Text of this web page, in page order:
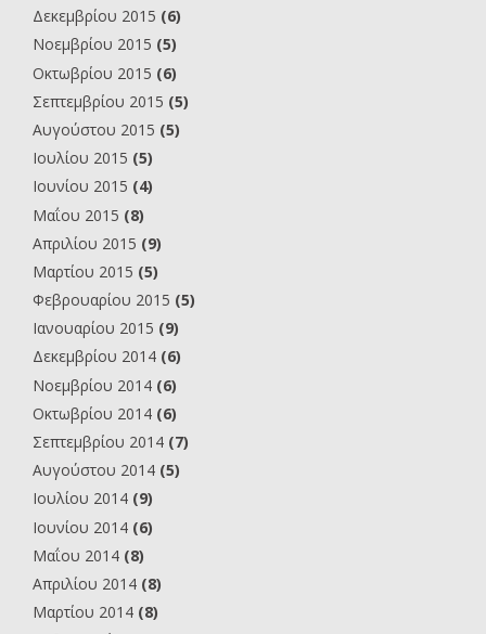
Δεκεμβρίου 2015 (6)
Νοεμβρίου 2015 (5)
Οκτωβρίου 2015 (6)
Σεπτεμβρίου 2015 (5)
Αυγούστου 2015 (5)
Ιουλίου 2015 (5)
Ιουνίου 2015 (4)
Μαΐου 2015 (8)
Απριλίου 2015 (9)
Μαρτίου 2015 (5)
Φεβρουαρίου 2015 (5)
Ιανουαρίου 2015 (9)
Δεκεμβρίου 2014 (6)
Νοεμβρίου 2014 (6)
Οκτωβρίου 2014 (6)
Σεπτεμβρίου 2014 (7)
Αυγούστου 2014 (5)
Ιουλίου 2014 (9)
Ιουνίου 2014 (6)
Μαΐου 2014 (8)
Απριλίου 2014 (8)
Μαρτίου 2014 (8)